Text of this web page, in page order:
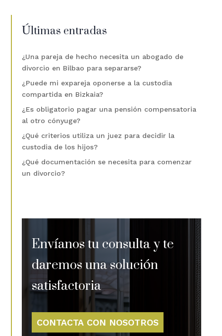
Últimas entradas
¿Una pareja de hecho necesita un abogado de
divorcio en Bilbao para separarse?
¿Puede mi expareja oponerse a la custodia
compartida en Bizkaia?
¿Es obligatorio pagar una pensión compensatoria
al otro cónyuge?
¿Qué criterios utiliza un juez para decidir la
custodia de los hijos?
¿Qué documentación se necesita para comenzar
un divorcio?
Envíanos tu consulta y te
daremos una solución
satisfactoria
CONTACTA CON NOSOTROS